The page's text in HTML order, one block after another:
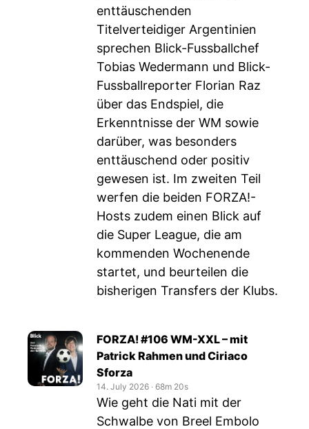
enttäuschenden
Titelverteidiger Argentinien
sprechen Blick-Fussballchef
Tobias Wedermann und Blick-
Fussballreporter Florian Raz
über das Endspiel, die
Erkenntnisse der WM sowie
darüber, was besonders
enttäuschend oder positiv
gewesen ist. Im zweiten Teil
werfen die beiden FORZA!-
Hosts zudem einen Blick auf
die Super League, die am
kommenden Wochenende
startet, und beurteilen die
bisherigen Transfers der Klubs.
FORZA! #106 WM-XXL – mit
Patrick Rahmen und Ciriaco
Sforza
14. July 2026 ‧ 68m 20s
Wie geht die Nati mit der
Schwalbe von Breel Embolo